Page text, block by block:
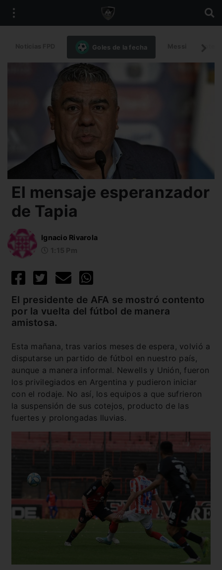
Goles de la fecha
El mensaje esperanzador
de Tapia
Ignacio Rivarola
El presidente de AFA se mostró contento
por la vuelta del fútbol de manera
amistosa.
Esta mañana, tras varios meses de espera, volvió a
disputarse un partido de fútbol en nuestro país,
aunque a manera informal. Newells y Unión, fueron
los privilegiados en Argentina y pudieron iniciar
con el rodaje. No así, los equipos a que sufrieron
la suspensión de sus cotejos, producto de las
fuertes y prolongadas lluvias.